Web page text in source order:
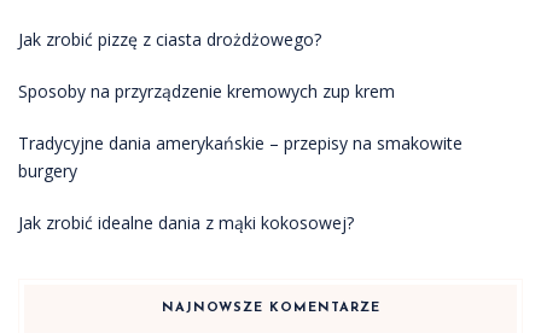
Jak zrobić pizzę z ciasta drożdżowego?
Sposoby na przyrządzenie kremowych zup krem
Tradycyjne dania amerykańskie – przepisy na smakowite
burgery
Jak zrobić idealne dania z mąki kokosowej?
NAJNOWSZE KOMENTARZE